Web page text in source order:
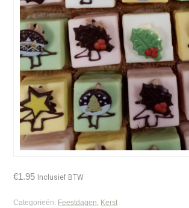
€1.95 Inclusief BTW
Categorieën: Feestdagen Kerst